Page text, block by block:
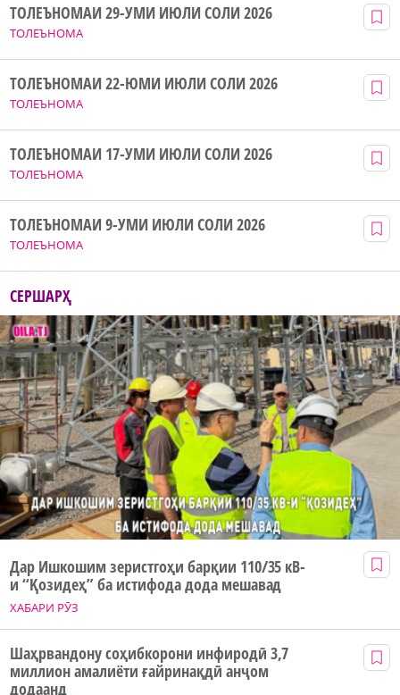
ТОЛЕЪНОМА
ТОЛЕЪНОМАИ 29-УМИ ИЮЛИ СОЛИ 2026
ТОЛЕЪНОМА
ТОЛЕЪНОМАИ 22-ЮМИ ИЮЛИ СОЛИ 2026
ТОЛЕЪНОМА
ТОЛЕЪНОМАИ 17-УМИ ИЮЛИ СОЛИ 2026
ТОЛЕЪНОМА
ТОЛЕЪНОМАИ 9-УМИ ИЮЛИ СОЛИ 2026
СЕРШАРҲ
ХАБАРИ РӮЗ
Дар Ишкошим зеристгоҳи барқии 110/35 кВ-
и “Қозидеҳ” ба истифода дода мешавад
Шаҳрвандону соҳибкорони инфиродӣ 3,7
миллион амалиёти ғайринақдӣ анҷом
додаанд